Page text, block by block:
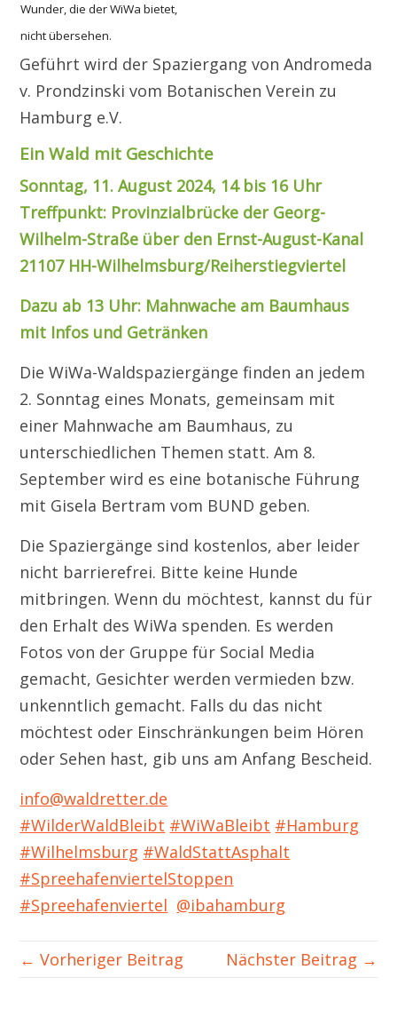
Wunder, die der WiWa bietet,
nicht übersehen.
Geführt wird der Spaziergang von Andromeda
v. Prondzinski vom Botanischen Verein zu
Hamburg e.V.
Ein Wald mit Geschichte
Sonntag, 11. August 2024, 14 bis 16 Uhr
Treffpunkt: Provinzialbrücke der Georg-
Wilhelm-Straße über den Ernst-August-Kanal
21107 HH-Wilhelmsburg/Reiherstiegviertel
Dazu ab 13 Uhr: Mahnwache am Baumhaus
mit Infos und Getränken
Die WiWa-Waldspaziergänge finden an jedem
2. Sonntag eines Monats, gemeinsam mit
einer Mahnwache am Baumhaus, zu
unterschiedlichen Themen statt. Am 8.
September wird es eine botanische Führung
mit Gisela Bertram vom BUND geben.
Die Spaziergänge sind kostenlos, aber leider
nicht barrierefrei. Bitte keine Hunde
mitbringen. Wenn du möchtest, kannst du für
den Erhalt des WiWa spenden. Es werden
Fotos von der Gruppe für Social Media
gemacht, Gesichter werden vermieden bzw.
unkenntlich gemacht. Falls du das nicht
möchtest oder Einschränkungen beim Hören
oder Sehen hast, gib uns am Anfang Bescheid.
info@waldretter.de
#WilderWaldBleibt #WiWaBleibt #Hamburg
#Wilhelmsburg #WaldStattAsphalt
#SpreehafenviertelStoppen
#Spreehafenviertel @ibahamburg
← Vorheriger Beitrag Nächster Beitrag →